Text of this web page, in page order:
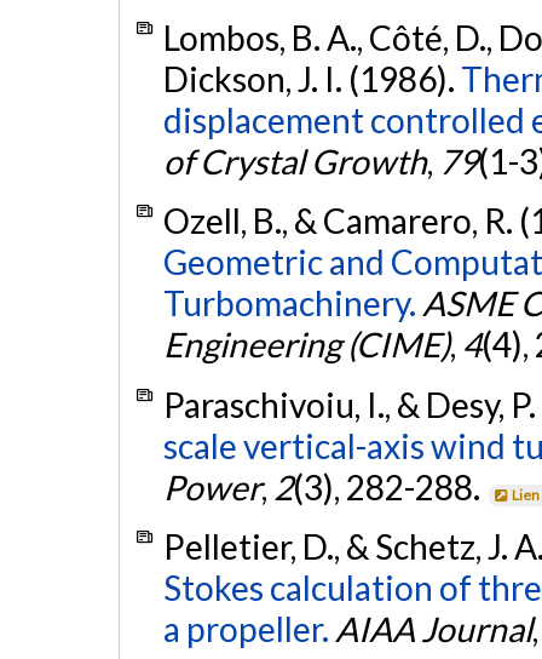
Lombos, B. A., Côté, D.,
Dickson, J. I. (1986).
displacement controlled
of Crystal Growth, 79(1-
Ozell, B., & Camarero, R.
Geometric and
Turbomachinery. ASME
Engineering (CIME), 4(4),
Paraschivoiu, I., & Desy,
scale vertical-axis wind
Power, 2(3), 282-288.
Pelletier, D., & Schetz, J.
Stokes calculation of
a propeller. AIAA Journal